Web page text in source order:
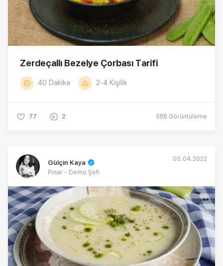
Zerdeçallı Bezelye Çorbası Tarifi
40 Dakika 2-4 Kişilik
77 2 38B Görüntüleme
Gülçin Kaya
Pınar - Demo Şefi
05.04.2022